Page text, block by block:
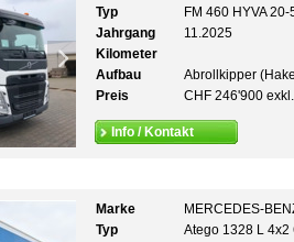
Typ
FM 460 HYVA
Jahrgang
11.2025
Kilometer
Aufbau
Abrollkipper
Preis
CHF 246'900
Info / Kontakt
Marke
MERCEDES-
Typ
Atego 1328 L 4x2